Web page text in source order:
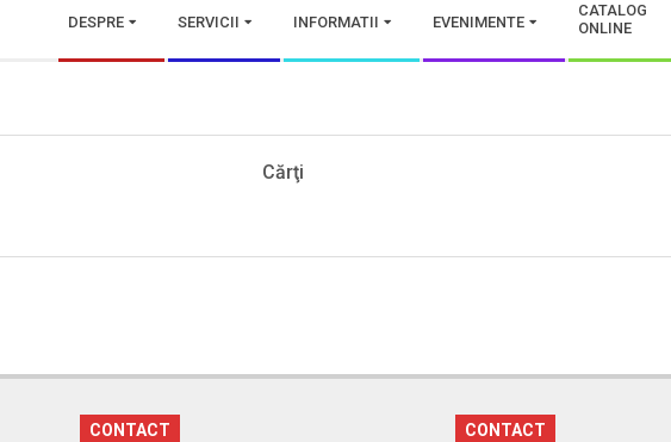
Navigation
Menu
DESPRE SERVICII INFORMATII EVENIMENTE
CATALOG
ONLINE
Cărţi
27
CONTACT CONTACT